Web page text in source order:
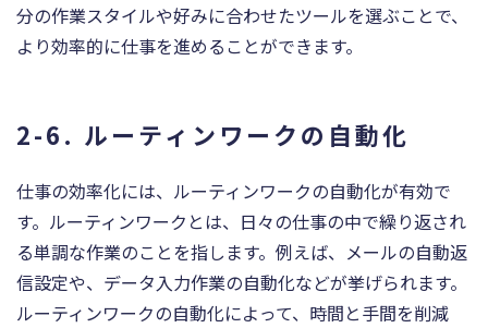
分の作業スタイルや好みに合わせたツールを選ぶことで、
より効率的に仕事を進めることができます。
2-6. ルーティンワークの自動化
仕事の効率化には、ルーティンワークの自動化が有効で
す。ルーティンワークとは、日々の仕事の中で繰り返され
る単調な作業のことを指します。例えば、メールの自動返
信設定や、データ入力作業の自動化などが挙げられます。
ルーティンワークの自動化によって、時間と手間を削減